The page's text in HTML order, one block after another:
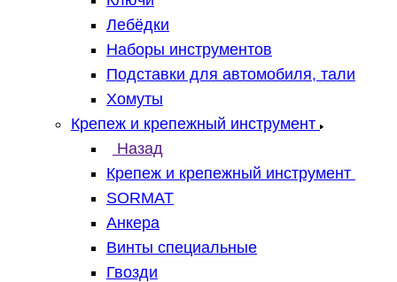
Лебёдки
Наборы инструментов
Подставки для автомобиля, тали
Хомуты
Крепеж и крепежный инструмент
Назад
Крепеж и крепежный инструмент
SORMAT
Анкера
Винты специальные
Гвозди